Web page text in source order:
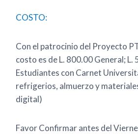
COSTO:
Con el patrocinio del Proyecto
costo es de L. 800.00 General; L.
Estudiantes con Carnet
refrigerios, almuerzo y
digital)
Favor Confirmar antes del